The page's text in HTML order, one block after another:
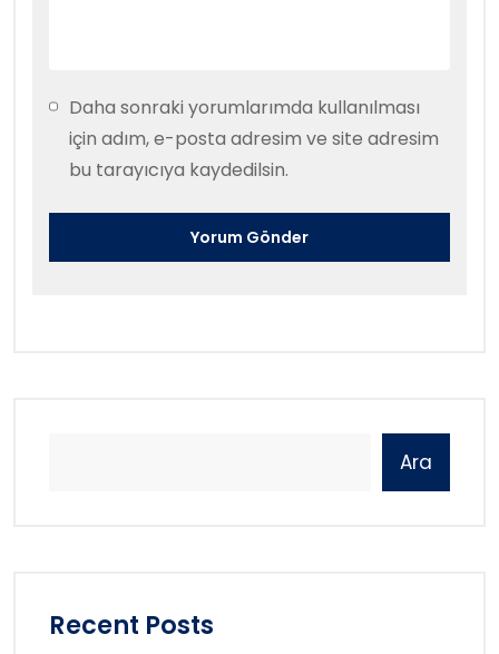
Daha sonraki yorumlarımda kullanılması
için adım, e-posta adresim ve site adresim
bu tarayıcıya kaydedilsin.
Ara
Recent Posts